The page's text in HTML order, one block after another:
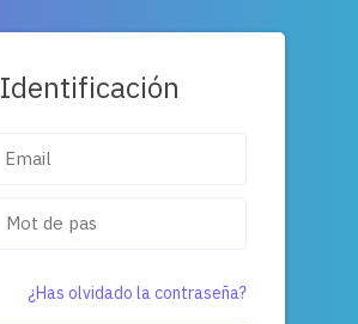
Identificación
¿Has olvidado la contraseña?